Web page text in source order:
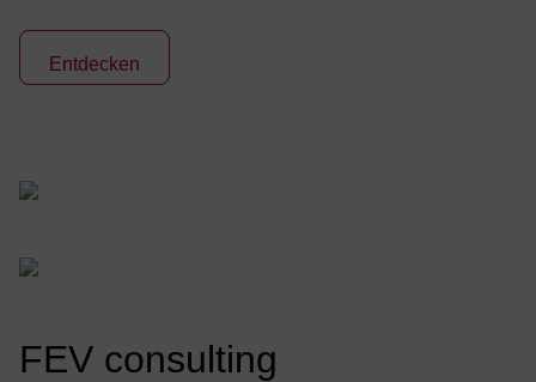
Entdecken
FEV consulting